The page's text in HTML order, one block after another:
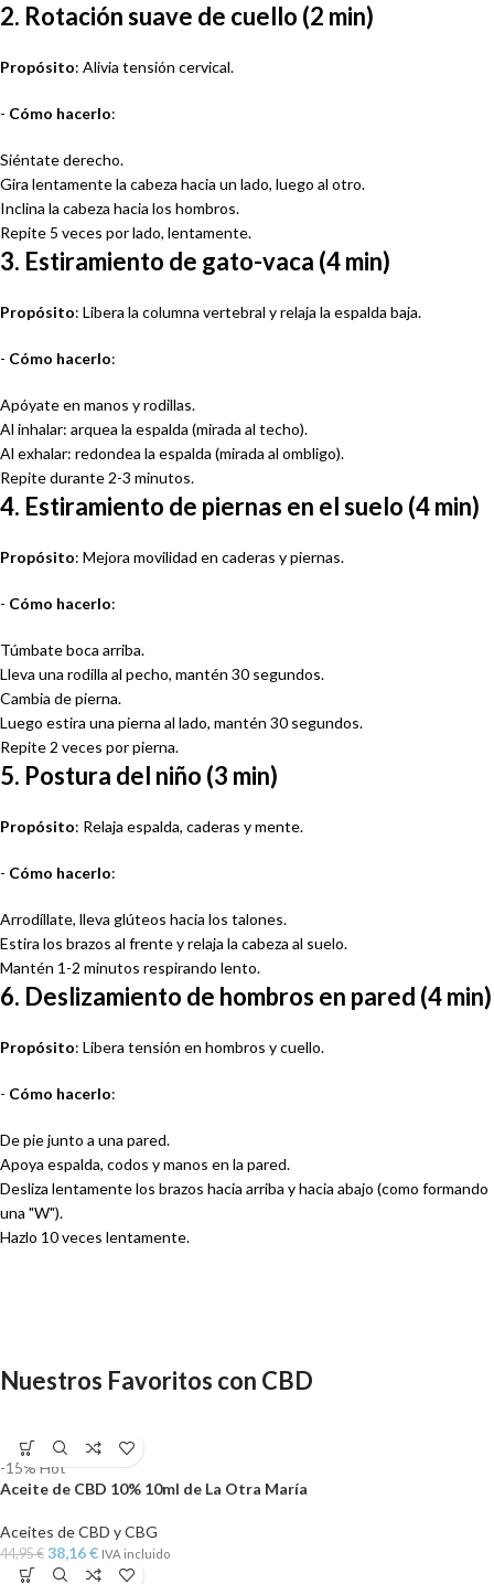
2. Rotación suave de cuello (2 min)
Propósito: Alivia tensión cervical.
- Cómo hacerlo:
Siéntate derecho.
Gira lentamente la cabeza hacia un lado, luego al otro.
Inclina la cabeza hacia los hombros.
Repite 5 veces por lado, lentamente.
3. Estiramiento de gato-vaca (4 min)
Propósito: Libera la columna vertebral y relaja la espalda baja.
- Cómo hacerlo:
Apóyate en manos y rodillas.
Al inhalar: arquea la espalda (mirada al techo).
Al exhalar: redondea la espalda (mirada al ombligo).
Repite durante 2-3 minutos.
4. Estiramiento de piernas en el suelo (4 min)
Propósito: Mejora movilidad en caderas y piernas.
- Cómo hacerlo:
Túmbate boca arriba.
Lleva una rodilla al pecho, mantén 30 segundos.
Cambia de pierna.
Luego estira una pierna al lado, mantén 30 segundos.
Repite 2 veces por pierna.
5. Postura del niño (3 min)
Propósito: Relaja espalda, caderas y mente.
- Cómo hacerlo:
Arrodíllate, lleva glúteos hacia los talones.
Estira los brazos al frente y relaja la cabeza al suelo.
Mantén 1-2 minutos respirando lento.
6. Deslizamiento de hombros en pared (4 min)
Propósito: Libera tensión en hombros y cuello.
- Cómo hacerlo:
De pie junto a una pared.
Apoya espalda, codos y manos en la pared.
Desliza lentamente los brazos hacia arriba y hacia abajo (como formando
una "W").
Hazlo 10 veces lentamente.
Nuestros Favoritos con CBD
-15% Hot
Aceite de CBD 10% 10ml de La Otra María
Aceites de CBD y CBG
44,95€ 38,16€ IVA incluido